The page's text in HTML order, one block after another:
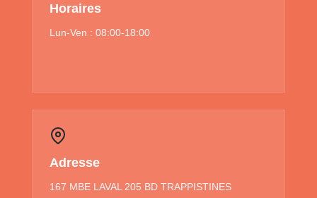
Horaires
Lun-Ven : 08:00-18:00
Adresse
167 MBE LAVAL 205 BD TRAPPISTINES